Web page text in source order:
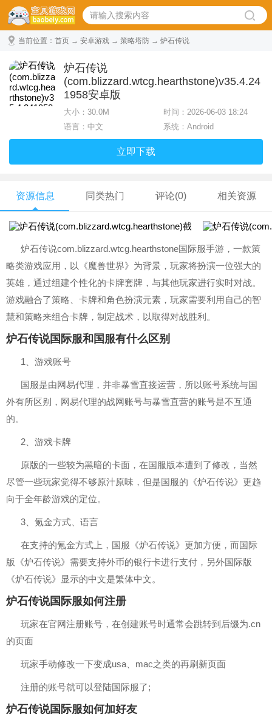
当前位置： 首页 → 安卓游戏 → 策略塔防 → 炉石传说
炉石传说
(com.blizzard.wtcg.hearthstone)v35.4.24
1958安卓版
大小： 30.0M
时间：2026-06-03 18:24
语言：中文
系统：Android
立即下载
资源信息 同类热门 评论(0) 相关资源
炉石传说com.blizzard.wtcg.hearthstone国际服手游，一款策
略类游戏应用，以《魔兽世界》为背景，玩家将扮演一位强大的
英雄，通过组建个性化的卡牌套牌，与其他玩家进行实时对战。
游戏融合了策略、卡牌和角色扮演元素，玩家需要利用自己的智
慧和策略来组合卡牌，制定战术，以取得对战胜利。
炉石传说国际服和国服有什么区别
1、游戏账号
国服是由网易代理，并非暴雪直接运营，所以账号系统与国
外有所区别，网易代理的战网账号与暴雪直营的账号是不互通
的。
2、游戏卡牌
原版的一些较为黑暗的卡面，在国服版本遭到了修改，当然
尽管一些玩家觉得不够原汁原味，但是国服的《炉石传说》更趋
向于全年龄游戏的定位。
3、氪金方式、语言
在支持的氪金方式上，国服《炉石传说》更加方便，而国际
版《炉石传说》需要支持外币的银行卡进行支付，另外国际版
《炉石传说》显示的中文是繁体中文。
炉石传说国际服如何注册
玩家在官网注册账号，在创建账号时通常会跳转到后缀为.cn
的页面
玩家手动修改一下变成usa、mac之类的再刷新页面
注册的账号就可以登陆国际服了;
炉石传说国际服如何加好友